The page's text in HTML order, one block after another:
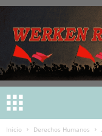
Inicio Derechos Humanos